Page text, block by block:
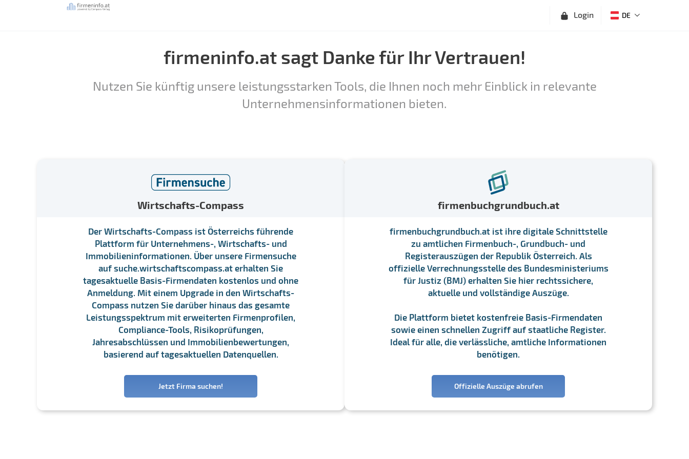
Login DE
firmeninfo.at sagt Danke für Ihr Vertrauen!
Nutzen Sie künftig unsere leistungsstarken Tools, die Ihnen noch mehr Einblick in relevante
Unternehmensinformationen bieten.
Wirtschafts-Compass
Der Wirtschafts-Compass ist Österreichs führende
Plattform für Unternehmens-, Wirtschafts- und
Immobilieninformationen. Über unsere Firmensuche
auf suche.wirtschaftscompass.at erhalten Sie
tagesaktuelle Basis-Firmendaten kostenlos und ohne
Anmeldung. Mit einem Upgrade in den Wirtschafts-
Compass nutzen Sie darüber hinaus das gesamte
Leistungsspektrum mit erweiterten Firmenprofilen,
Compliance-Tools, Risikoprüfungen,
Jahresabschlüssen und Immobilienbewertungen,
basierend auf tagesaktuellen Datenquellen.
Jetzt Firma suchen!
firmenbuchgrundbuch.at
firmenbuchgrundbuch.at ist ihre digitale Schnittstelle
zu amtlichen Firmenbuch-, Grundbuch- und
Registerauszügen der Republik Österreich. Als
offizielle Verrechnungsstelle des Bundesministeriums
für Justiz (BMJ) erhalten Sie hier rechtssichere,
aktuelle und vollständige Auszüge.
Die Plattform bietet kostenfreie Basis-Firmendaten
sowie einen schnellen Zugriff auf staatliche Register.
Ideal für alle, die verlässliche, amtliche Informationen
benötigen.
Offizielle Auszüge abrufen